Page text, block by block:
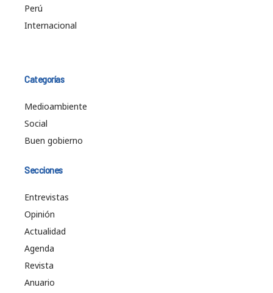
Perú
Internacional
Categorías
Medioambiente
Social
Buen gobierno
Secciones
Entrevistas
Opinión
Actualidad
Agenda
Revista
Anuario